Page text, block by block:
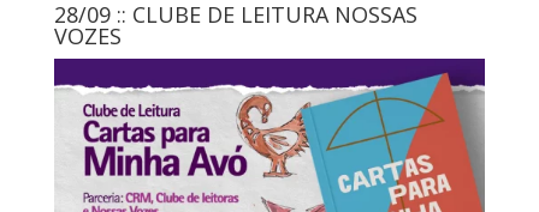
28/09 :: CLUBE DE LEITURA NOSSAS
VOZES